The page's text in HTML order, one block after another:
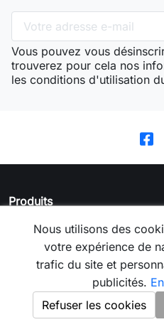
Vous pouvez vous
trouverez pour cela nos
les conditions d'utilisation
Produits
La boutique
Votre compte
© 2026 - Logiciel e-
Nous utilisons des
votre expérience de
trafic du site et
publicités.
Refuser les cookies